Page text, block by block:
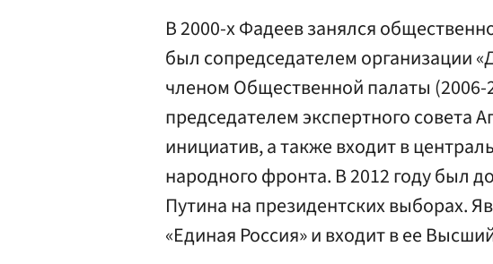
В 2000-х Фадеев занялся
был сопредседателем организации
членом Общественной палаты (2006-
председателем экспертного совета
инициатив, а также входит в
народного фронта. В 2012 году был
Путина на президентских выборах.
«Единая Россия» и входит в ее